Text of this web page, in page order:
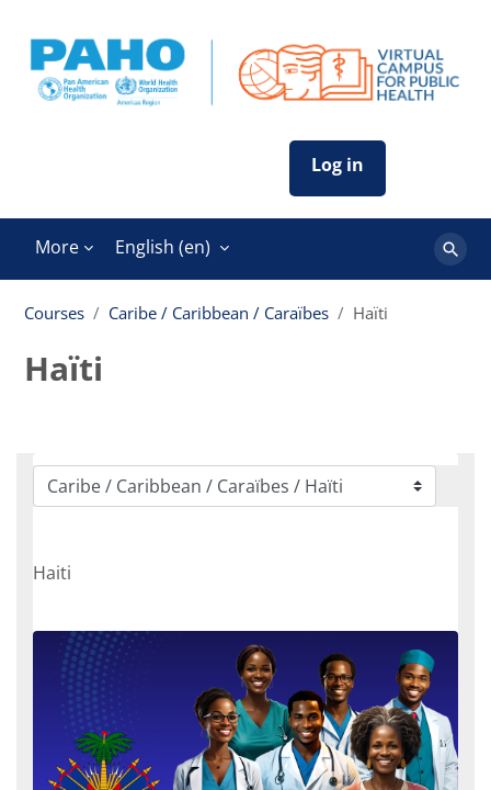
More English ‎(en)‎
Search
Courses
Caribe / Caribbean / Caraïbes Haïti
Haïti
Course categories
Haiti